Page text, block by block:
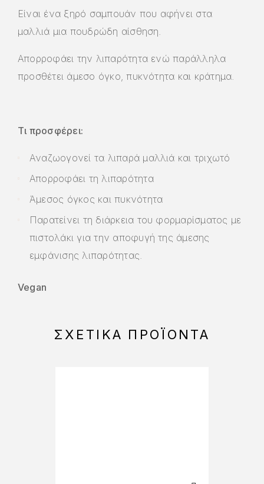
Είναι ένα ξηρό σαμπουάν που αφήνει στα
μαλλιά μια πουδρώδη αίσθηση.
Απορροφάει την λιπαρότητα ενώ παράλληλα
προσθέτει άμεσο όγκο, πυκνότητα και κράτημα.
Τι προσφέρει:
Αναζωογονεί τα λιπαρά μαλλιά και τριχωτό
Απορροφάει τη λιπαρότητα
Άμεσος όγκος και πυκνότητα
Παρατείνει τη διάρκεια του φορμαρίσματος με
πιστολάκι για την αποφυγή της άμεσης
εμφάνισης λιπαρότητας.
Vegan
ΣΧΕΤΙΚΆ ΠΡΟΪΌΝΤΑ